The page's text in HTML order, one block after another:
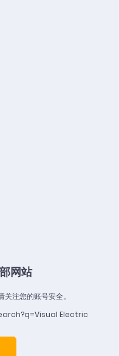
网站
注您的账号安全。
Electric